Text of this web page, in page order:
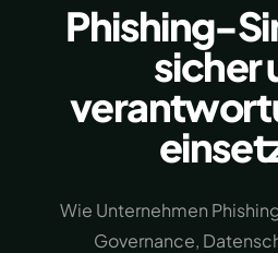
Phishing-
sicher
Wie Unternehmen
Governance,